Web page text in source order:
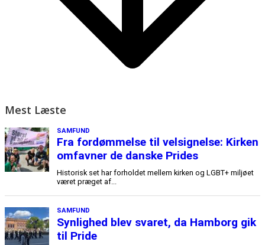
Mest Læste